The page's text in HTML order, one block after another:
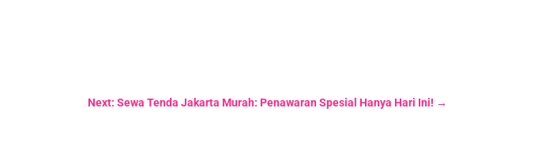
Next: Sewa Tenda Jakarta Murah: Penawaran Spesial Hanya Hari Ini! →